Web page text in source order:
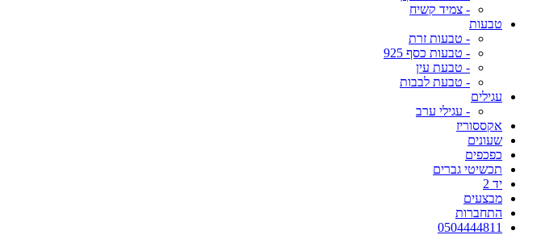
- צמיד קשיח
טבעות
- טבעות זרת
- טבעות כסף 925
- טבעת עין
- טבעת לבבות
עגילים
- עגילי ערב
אקססוריז
שעונים
כפכפים
תכשיטי גברים
יד 2
מבצעים
התחברות
0504444811